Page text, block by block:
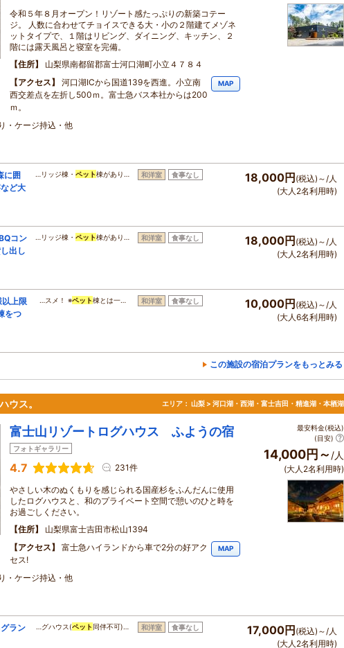
令和５年８月オープン！リゾート感たっぷりの新築コテー
ジ。 人数に合わせてチョイスできる大・小の２階建てメゾネ
ットタイプで、１階はリビング、ダイニング、キッチン、２
階には露天風呂と寝室を完備。
住所
山梨県南都留郡富士河口湖町小立４７８４
アクセス
河口湖ICから国道139を西進。小立南
西交差点を左折し500ｍ。富士急バス本社からは200
ｍ。
MAP
・ケージ持込・他
に囲
ど大
…リッジ棟・ ペット棟があり… 和洋室 食事なし 18,000円 (税込)～/人
(大人2名利用時)
コン
出し
…リッジ棟・ ペット棟があり… 和洋室 食事なし 18,000円 (税込)～/人
(大人2名利用時)
以上限
をつ
…スメ！ ※ペット棟とは一… 和洋室 食事なし 10,000円 (税込)～/人
(大人6名利用時)
この施設の宿泊プランをもっとみる
ウス。 エリア： 山梨 > 河口湖・西湖・富士吉田・精進湖・本栖湖
富士山リゾートログハウス ふようの宿
フォトギャラリー
4.7 231件
やさしい木のぬくもりを感じられる国産杉をふんだんに使用
したログハウスと、和のプライベート空間で憩いのひと時を
お過ごしください。
住所
山梨県富士吉田市松山1394
アクセス
富士急ハイランドから車で2分の好アク
セス!
MAP
最安料金(税込)
(目安)
14,000円～ /人
(大人2名利用時)
・ケージ持込・他
ラン
…グハウス(ペット 同伴不可)… 和洋室 食事なし 17,000円 (税込)～/人
(大人2名利用時)